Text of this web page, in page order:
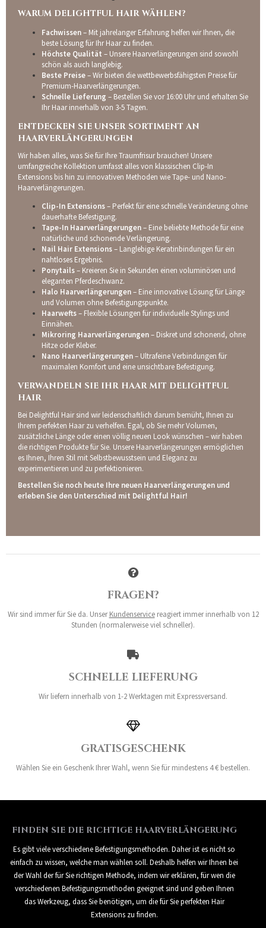
WARUM DELIGHTFUL HAIR WÄHLEN?
Fachwissen– Mit jahrelanger Erfahrung helfen wir Ihnen, die
beste Lösung für Ihr Haar zu finden.
Höchste Qualität – Unsere Haarverlängerungen sind sowohl
schön als auch langlebig.
Beste Preise– Wir bieten die wettbewerbsfähigsten Preise für
Premium-Haarverlängerungen.
Schnelle Lieferung – Bestellen Sie vor 16:00 Uhr und erhalten Sie
Ihr Haar innerhalb von 3-5 Tagen.
ENTDECKEN SIE UNSER SORTIMENT AN
HAARVERLÄNGERUNGEN
Wir haben alles, was Sie für Ihre Traumfrisur brauchen! Unsere
umfangreiche Kollektion umfasst alles von klassischen Clip-In
Extensions bis hin zu innovativen Methoden wie Tape- und Nano-
Haarverlängerungen.
Clip-In Extensions– Perfekt für eine schnelle Veränderung ohne
dauerhafte Befestigung.
Tape-In Haarverlängerungen– Eine beliebte Methode für eine
natürliche und schonende Verlängerung.
Nail Hair Extensions– Langlebige Keratinbindungen für ein
nahtloses Ergebnis.
Ponytails– Kreieren Sie in Sekunden einen voluminösen und
eleganten Pferdeschwanz.
Halo Haarverlängerungen– Eine innovative Lösung für Länge
und Volumen ohne Befestigungspunkte.
Haarwefts– Flexible Lösungen für individuelle Stylings und
Einnähen.
Mikroring Haarverlängerungen– Diskret und schonend, ohne
Hitze oder Kleber.
Nano Haarverlängerungen– Ultrafeine Verbindungen für
maximalen Komfort und eine unsichtbare Befestigung.
VERWANDELN SIE IHR HAAR MIT DELIGHTFUL
HAIR
Bei Delightful Hair sind wir leidenschaftlich darum bemüht, Ihnen zu
Ihrem perfekten Haar zu verhelfen. Egal, ob Sie mehr Volumen,
zusätzliche Länge oder einen völlig neuen Look wünschen – wir haben
die richtigen Produkte für Sie. Unsere Haarverlängerungen ermöglichen
es Ihnen, Ihren Stil mit Selbstbewusstsein und Eleganz zu
experimentieren und zu perfektionieren.
Bestellen Sie noch heute Ihre neuen Haarverlängerungen und
erleben Sie den Unterschied mit Delightful Hair!
FRAGEN?
Wir sind immer für Sie da. UnserKundenservicereagiert immer innerhalb von 12
Stunden (normalerweise viel schneller).
SCHNELLE LIEFERUNG
Wir liefern innerhalb von 1-2 Werktagen mit Expressversand.
GRATISGESCHENK
Wählen Sie ein Geschenk Ihrer Wahl, wenn Sie für mindestens 4 € bestellen.
FINDEN SIE DIE RICHTIGE HAARVERLÄNGERUNG
Es gibt viele verschiedene Befestigungsmethoden. Daher ist es nicht so
einfach zu wissen, welche man wählen soll. Deshalb helfen wir Ihnen bei
der Wahl der für Sie richtigen Methode, indem wir erklären, für wen die
verschiedenen Befestigungsmethoden geeignet sind und geben Ihnen
das Werkzeug, dass Sie benötigen, um die für Sie perfekten Hair
Extensions zu finden.